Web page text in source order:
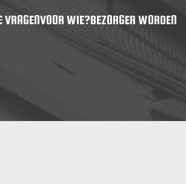
VRAGENVOOR WIE?BEZORGER WORDEN